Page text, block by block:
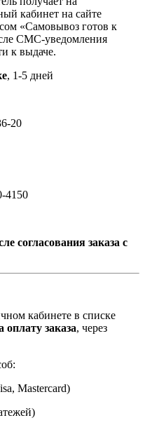
кабинет на сайте
«Самовывоз готов к
СМС-уведомления
к выдаче.
, 1-5 дней
20
4150
согласования заказа с
кабинете в списке
оплату заказа, через
Mastercard)